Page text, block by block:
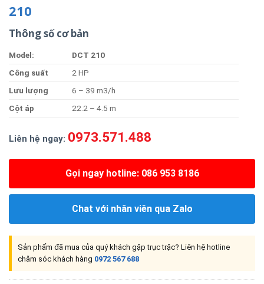
210
Thông số cơ bản
Model: DCT 210
Công suất
2 HP
Lưu lượng
6 – 39 m3/h
Cột áp
22.2 – 4.5 m
Liên hệ ngay: 0973.571.488
Gọi ngay hotline: 086 953 8186
Chat với nhân viên qua Zalo
Sản phẩm đã mua của quý khách gặp trục trặc? Liên hệ hotline
chăm sóc khách hàng 0972 567 688